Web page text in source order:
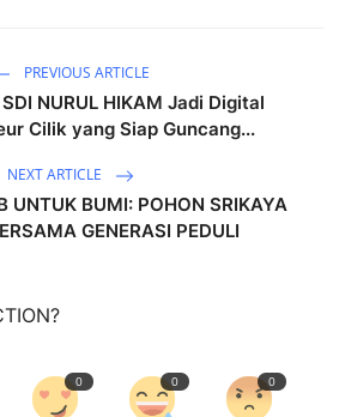
PREVIOUS ARTICLE
NURUL HIKAM Jadi Digital
Cilik yang Siap Guncang...
NEXT ARTICLE
UNTUK BUMI: POHON SRIKAYA
GENERASI PEDULI
0 0 0